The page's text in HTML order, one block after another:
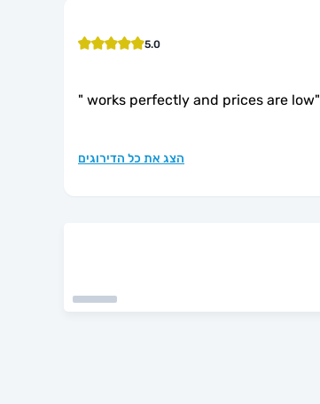
5.0
" works perfectly and prices are low"
הצג את כל הדירוגים